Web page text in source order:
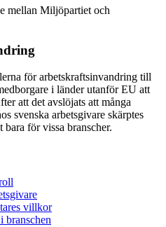
mellan Miljöpartiet och
för arbetskraftsinvandring till
i länder utanför EU att
att det avslöjats att många
svenska arbetsgivare skärptes
för vissa branscher.
villkor
branschen